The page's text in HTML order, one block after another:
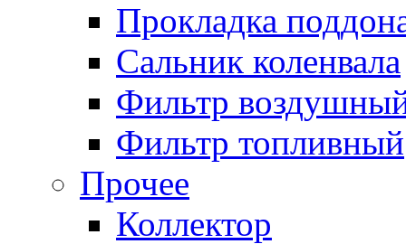
Прокладка
Сальник коленвала
Фильтр
Фильтр топливный
Прочее
Коллектор